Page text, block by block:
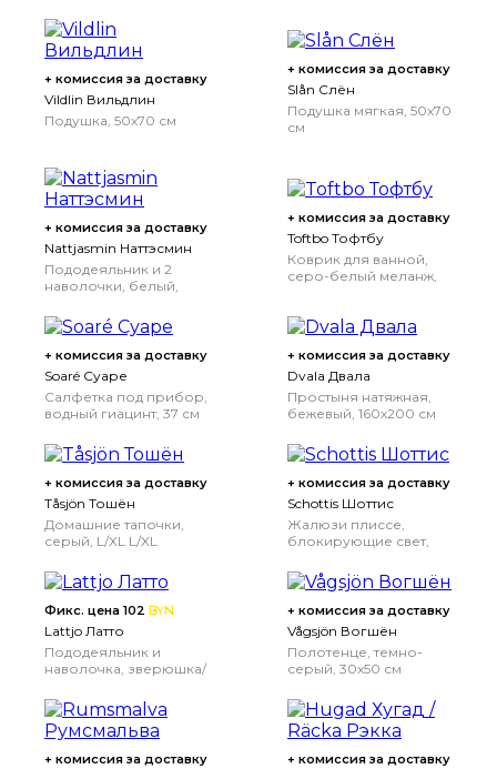
+ комиссия за доставку
Vildlin Вильдлин
Подушка, 50x70 см
+ комиссия за доставку
Slån Слён
Подушка мягкая, 50x70
см
+ комиссия за доставку
Nattjasmin Наттэсмин
Пододеяльник и 2
наволочки, белый,
200x200/50x70 см
+ комиссия за доставку
Toftbo Тофтбу
Коврик для ванной,
серо-белый меланж,
+ комиссия за доставку
Soaré Суаре
Салфетка под прибор,
водный гиацинт, 37 см
+ комиссия за доставку
Dvala Двала
Простыня натяжная,
бежевый, 160x200 см
+ комиссия за доставку
Tåsjön Тошён
Домашние тапочки,
серый, L/XL L/XL
+ комиссия за доставку
Schottis Шоттис
Жалюзи плиссе,
блокирующие свет,
см
Фикс. цена 102 BYN
Lattjo Латто
Пододеяльник и
наволочка, зверюшка/
150x200/50x70 см
+ комиссия за доставку
Vågsjön Вогшён
Полотенце, темно-
серый, 30x50 см
+ комиссия за доставку + комиссия за доставку